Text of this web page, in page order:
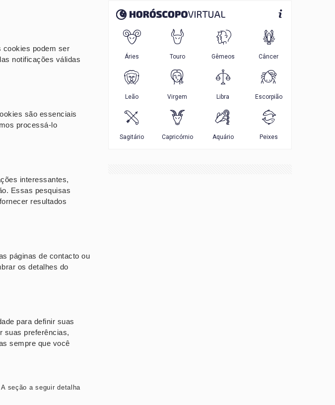
cookies podem ser
notificações válidas
são essenciais
processá-lo
interessantes,
Essas pesquisas
resultados
páginas de contacto ou
os detalhes do
para definir suas
suas preferências,
sempre que você
seção a seguir detalha